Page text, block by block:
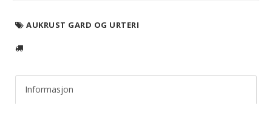
AUKRUST GARD OG URTERI
Informasjon